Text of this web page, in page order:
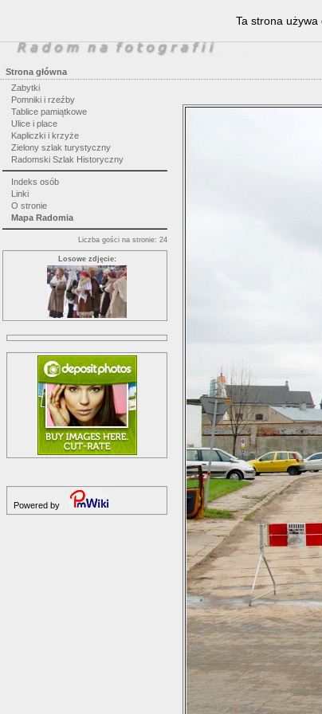
Strona główna
Zabytki
Pomniki i rzeźby
Tablice pamiątkowe
Ulice i place
Kapliczki i krzyże
Zielony szlak turystyczny
Radomski Szlak Historyczny
Indeks osób
Linki
O stronie
Mapa Radomia
Liczba gości na stronie: 24
Losowe zdjęcie:
Powered by
Ta strona używa